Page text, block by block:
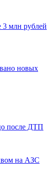
3 млн рублей
новых
после ДТП
на АЗС